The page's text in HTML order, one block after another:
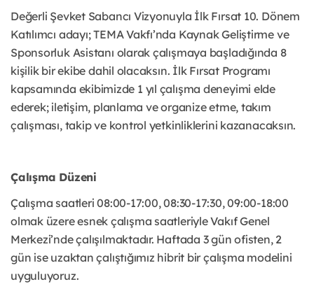
Değerli Şevket Sabancı Vizyonuyla İlk Fırsat 10. Dönem
Katılımcı adayı; TEMA Vakfı’nda Kaynak Geliştirme ve
Sponsorluk Asistanı olarak çalışmaya başladığında 8
kişilik bir ekibe dahil olacaksın. İlk Fırsat Programı
kapsamında ekibimizde 1 yıl çalışma deneyimi elde
ederek; iletişim, planlama ve organize etme, takım
çalışması, takip ve kontrol yetkinliklerini kazanacaksın.
Çalışma Düzeni
Çalışma saatleri 08:00-17:00, 08:30-17:30, 09:00-18:00
olmak üzere esnek çalışma saatleriyle Vakıf Genel
Merkezi’nde çalışılmaktadır. Haftada 3 gün ofisten, 2
gün ise uzaktan çalıştığımız hibrit bir çalışma modelini
uyguluyoruz.